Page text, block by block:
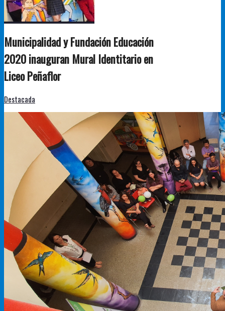
Municipalidad y Fundación Educación
2020 inauguran Mural Identitario en
Liceo Peñaflor
Destacada